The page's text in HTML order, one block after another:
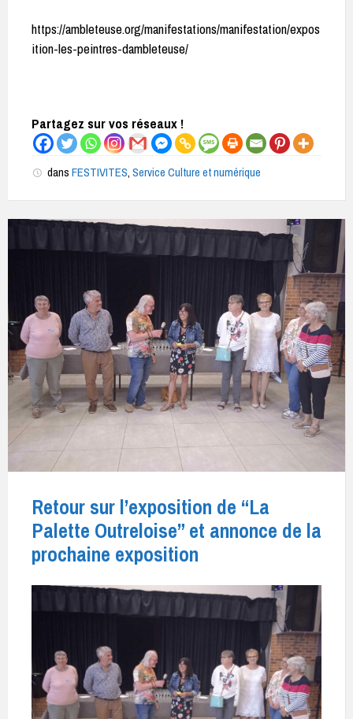
https://ambleteuse.org/manifestations/manifestation/expos
ition-les-peintres-dambleteuse/
Partagez sur vos réseaux !
dans FESTIVITES, Service Culture et numérique
Retour sur l’exposition de “La
Palette Outreloise” et annonce de la
prochaine exposition